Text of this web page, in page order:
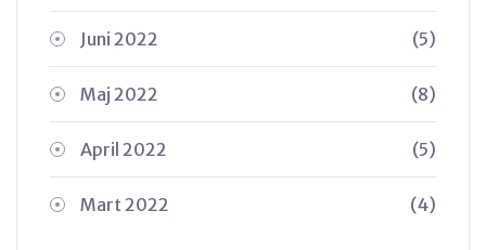
Juni 2022 (5)
Maj 2022 (8)
April 2022 (5)
Mart 2022 (4)